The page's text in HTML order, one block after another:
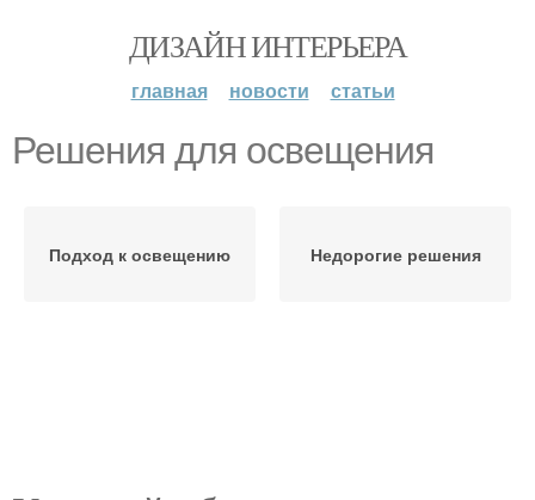
ДИЗАЙН ИНТЕРЬЕРА
главная новости статьи
Решения для освещения
Подход к освещению Недорогие решения